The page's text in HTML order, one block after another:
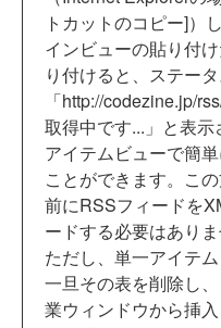
トカットのコピー]）
インビューの貼り付
り付けると、ステー
「http://codezine.jp/
取得中です...」と表
アイテムビューで簡
ことができます。こ
前にRSSフィードを
ードする必要はありま
ただし、単一アイテ
一旦その表を削除し
業ウィンドウから挿